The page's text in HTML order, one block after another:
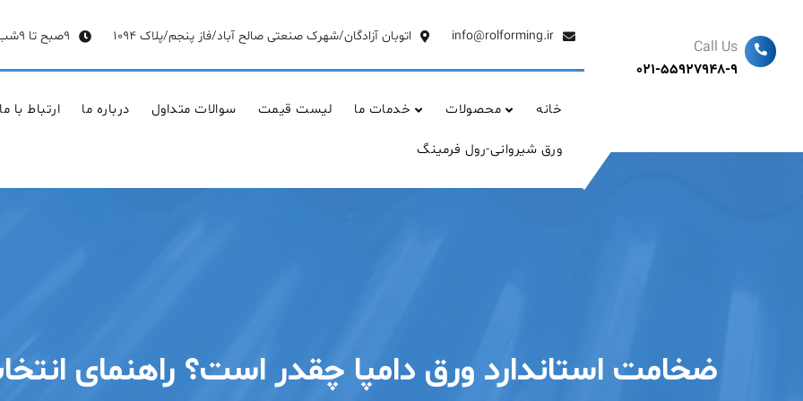
content
info@rolforming.ir اتوبان آزادگان/شهرک صنعتی صالح آباد/فاز پنجم/پلاک 1094 9صبح تا 9شب
خانه محصولات خدمات ما لیست قیمت سوالات متداول درباره ما ارتباط با ما
ورق شیروانی-رول فرمینگ
Call Us
021-55927948-9
ضخامت استاندارد ورق دامپا چقدر است؟ راهنمای